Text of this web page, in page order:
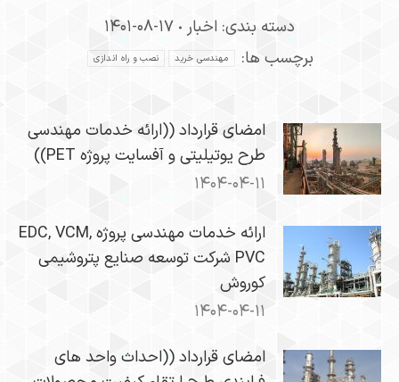
دسته بندی: اخبار ۱۴۰۱-۰۸-۱۷
برچسب ها:
مهندسی خرید نصب و راه اندازی
امضای قرارداد ((ارائه خدمات مهندسی
طرح یوتیلیتی و آفسایت پروژه PET))
۱۴۰۴-۰۴-۱۱
ارائه خدمات مهندسی پروژه EDC, VCM,
PVC شرکت توسعه صنایع پتروشیمی
کوروش
۱۴۰۴-۰۴-۱۱
امضای قرارداد ((احداث واحد های